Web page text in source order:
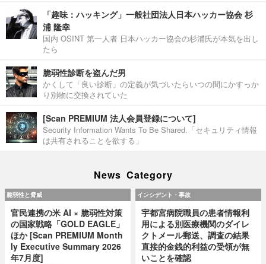
「趣味：ハッキング」一般社団法人日本ハッカー協会 杉
浦 隆幸
国内 OSINT 第一人者 日本ハッカー協会の杉浦氏が本気を出し
たら
脆弱性診断を盗んだ男
かくして「良い診断」の定義が気づいたらいつの間にかすっか
り別物に交換されていた
[Scan PREMIUM 法人会員登録について]
Security Information Wants To Be Shared.「セキュリティ情報
は共有されることを欲する」
News Category
脆弱性と脅威
官民連携の米 AI × 脆弱性対策
の国家戦略「GOLD EAGLE」
ほか [Scan PREMIUM Month
ly Executive Summary 2026
年7月度]
インシデント・事故
宇都宮病院職員の患者情報利
用による別医療機関のダイレ
クトメール郵送、調査の結果
直接的金銭的利益の受領が無
いことを確認